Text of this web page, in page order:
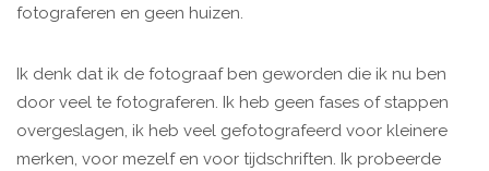
fotograferen en geen huizen.
Ik denk dat ik de fotograaf ben geworden die ik nu ben
door veel te fotograferen. Ik heb geen fases of stappen
overgeslagen, ik heb veel gefotografeerd voor kleinere
merken, voor mezelf en voor tijdschriften. Ik probeerde